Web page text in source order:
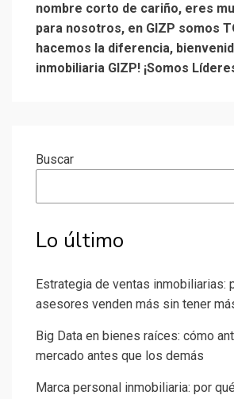
nombre corto de cariño, eres
para nosotros, en GIZP somos
hacemos la diferencia,
inmobiliaria GIZP! ¡Somos
Buscar
Lo último
Estrategia de ventas inmobiliarias:
asesores venden más sin tener
Big Data en bienes raíces: cómo
mercado antes que los demás
Marca personal inmobiliaria: por